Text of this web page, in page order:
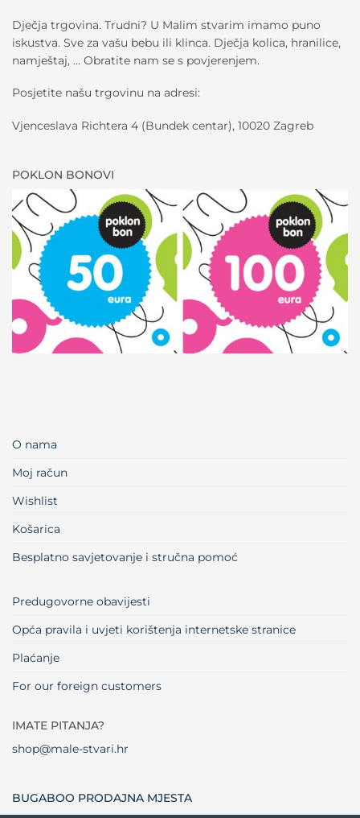
Dječja trgovina. Trudni? U Malim stvarim imamo puno
iskustva. Sve za vašu bebu ili klinca. Dječja kolica, hranilice,
namještaj, … Obratite nam se s povjerenjem.
Posjetite našu trgovinu na adresi:
Vjenceslava Richtera 4 (Bundek centar), 10020 Zagreb
POKLON BONOVI
O nama
Moj račun
Wishlist
Košarica
Besplatno savjetovanje i stručna pomoć
Predugovorne obavijesti
Opća pravila i uvjeti korištenja internetske stranice
Plaćanje
For our foreign customers
IMATE PITANJA?
shop@male-stvari.hr
BUGABOO PRODAJNA MJESTA